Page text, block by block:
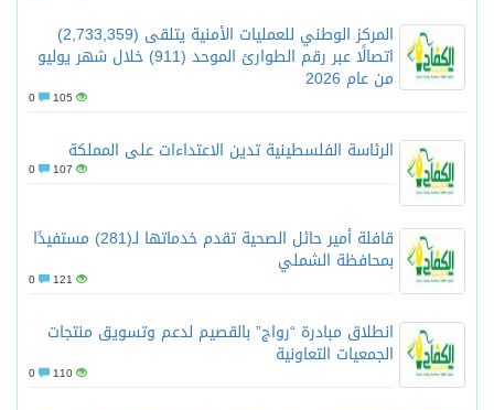
المركز الوطني للعمليات الأمنية يتلقى (2,733,359)
اتصالًا عبر رقم الطوارئ الموحد (911) خلال شهر يوليو
من عام 2026
105
الرئاسة الفلسطينية تدين الاعتداءات على المملكة
107
قافلة أمير حائل الصحية تقدم خدماتها لـ(281) مستفيدًا
بمحافظة الشملي
121
انطلاق مبادرة “رواج” بالقصيم لدعم وتسويق منتجات
الجمعيات التعاونية
110